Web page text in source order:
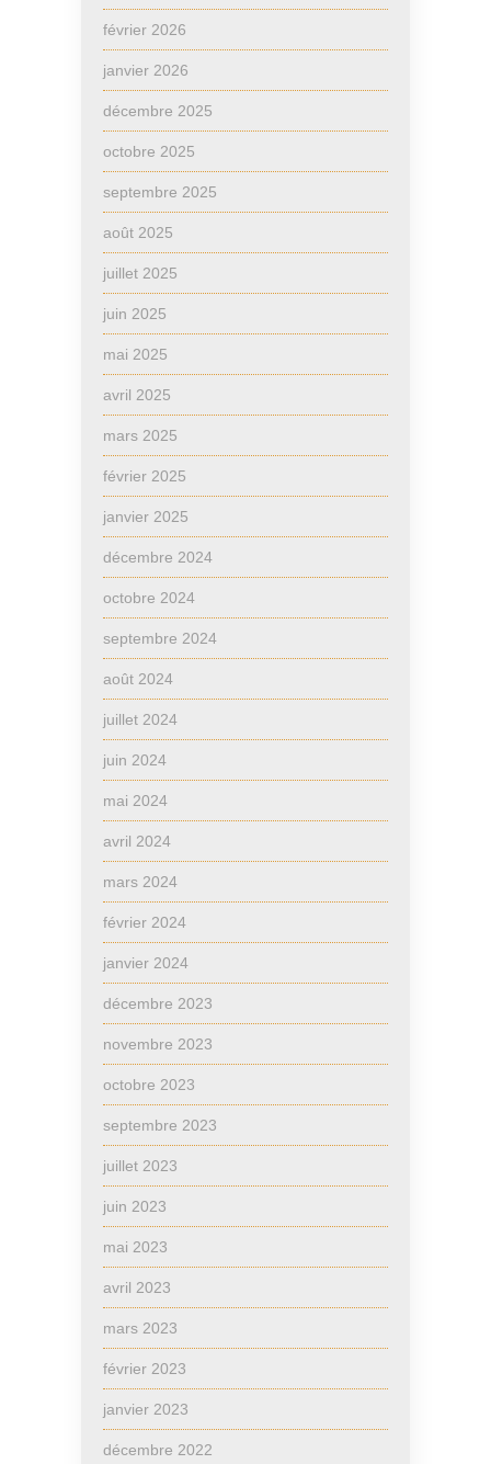
février 2026
janvier 2026
décembre 2025
octobre 2025
septembre 2025
août 2025
juillet 2025
juin 2025
mai 2025
avril 2025
mars 2025
février 2025
janvier 2025
décembre 2024
octobre 2024
septembre 2024
août 2024
juillet 2024
juin 2024
mai 2024
avril 2024
mars 2024
février 2024
janvier 2024
décembre 2023
novembre 2023
octobre 2023
septembre 2023
juillet 2023
juin 2023
mai 2023
avril 2023
mars 2023
février 2023
janvier 2023
décembre 2022